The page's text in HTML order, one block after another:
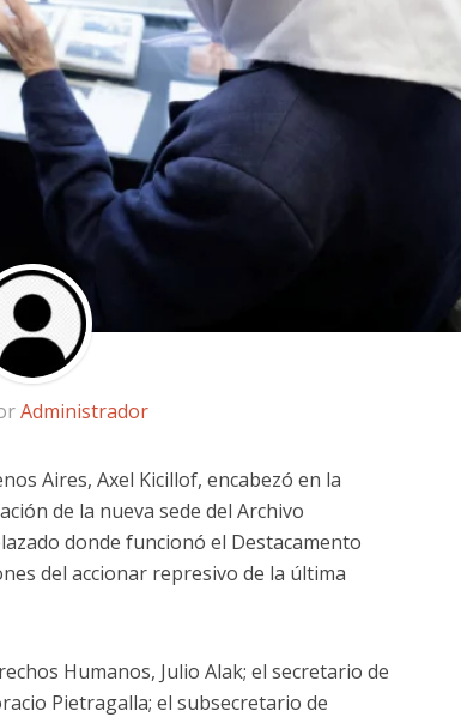
Administrador
Aires, Axel Kicillof, encabezó en la
de la nueva sede del Archivo
donde funcionó el Destacamento
del accionar represivo de la última
Humanos, Julio Alak; el secretario de
Pietragalla; el subsecretario de